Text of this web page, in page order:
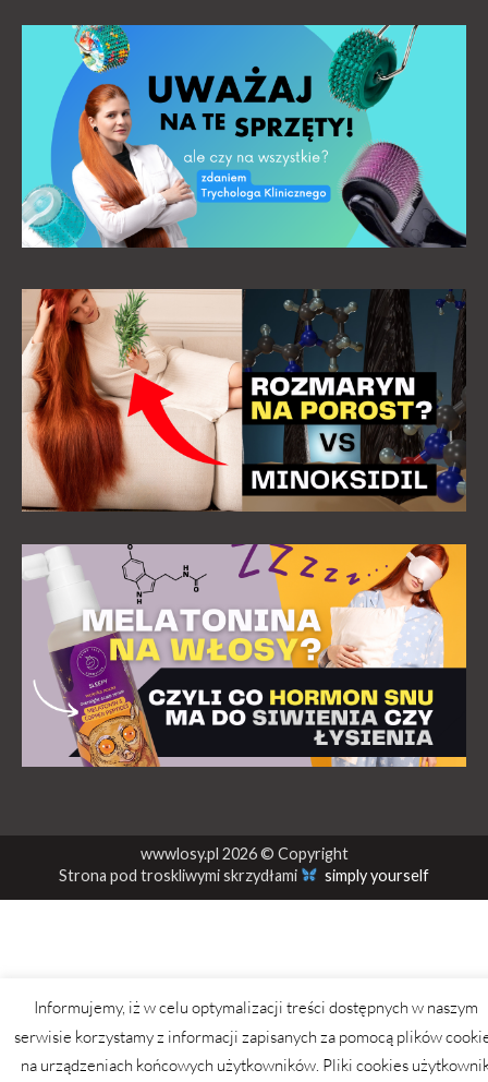
wwwlosy.pl 2026 © Copyright
Strona pod troskliwymi skrzydłami
simply yourself
Informujemy, iż w celu optymalizacji treści dostępnych w naszym
serwisie korzystamy z informacji zapisanych za pomocą plików
na urządzeniach końcowych użytkowników. Pliki cookies